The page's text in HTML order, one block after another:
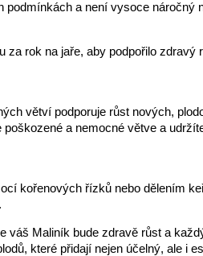
a není vysoce náročný
za rok na jaře, aby podpořilo zdravý
větví podporuje růst nových,
a nemocné větve a
kořenových řízků nebo dělením
váš Maliník bude zdravě růst a
které přidají nejen účelný, ale i